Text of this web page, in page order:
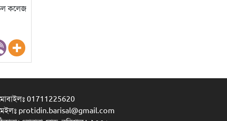
কলেজ
01711225620
protidin.barisal@gmail.com